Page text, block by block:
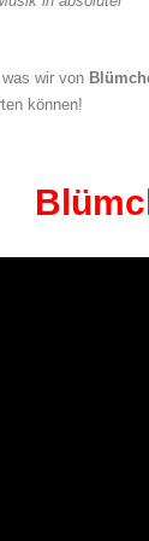
wir von
können!